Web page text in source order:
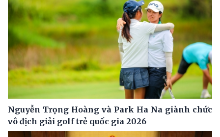
Nguyễn Trọng Hoàng và Park Ha Na giành chức
vô địch giải golf trẻ quốc gia 2026